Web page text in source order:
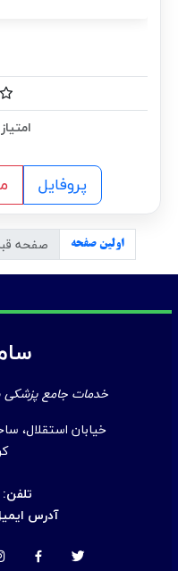
پروفایل
اولین صفحه صفحه
خدمات جامع پزشکی و
خیابان
تلفن:
آدرس